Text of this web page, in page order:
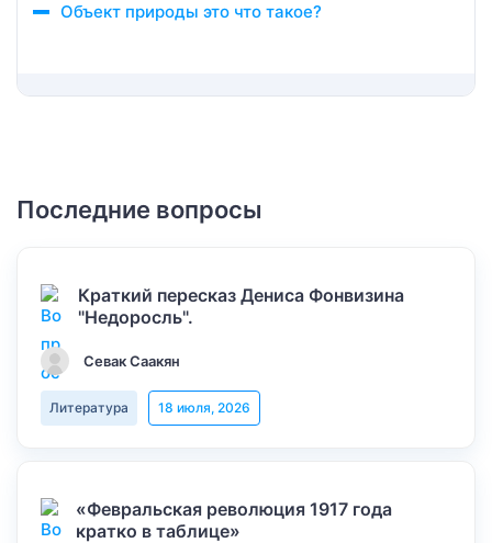
Объект природы это что такое?
Последние вопросы
Краткий пересказ Дениса Фонвизина
"Недоросль".
Севак Саакян
Литература 18 июля, 2026
«Февральская революция 1917 года
кратко в таблице»